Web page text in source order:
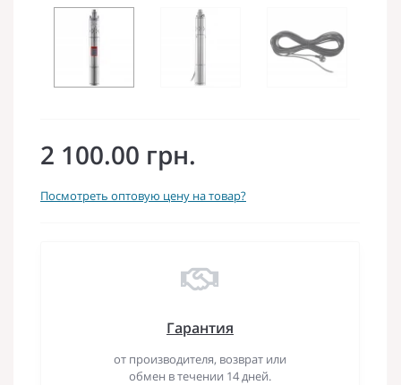
2 100.00 грн.
Посмотреть оптовую цену на товар?
Гарантия
от производителя, возврат или
обмен в течении 14 дней.